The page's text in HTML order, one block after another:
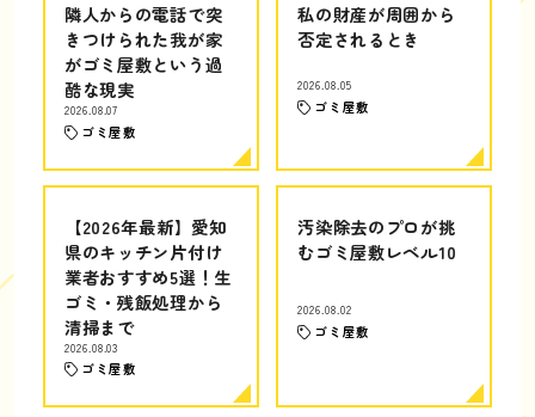
隣人からの電話で突
きつけられた我が家
がゴミ屋敷という過
酷な現実
2026.08.07
ゴミ屋敷
私の財産が周囲から
否定されるとき
2026.08.05
ゴミ屋敷
【2026年最新】愛知
県のキッチン片付け
業者おすすめ5選！生
ゴミ・残飯処理から
清掃まで
2026.08.03
ゴミ屋敷
汚染除去のプロが挑
むゴミ屋敷レベル10
2026.08.02
ゴミ屋敷